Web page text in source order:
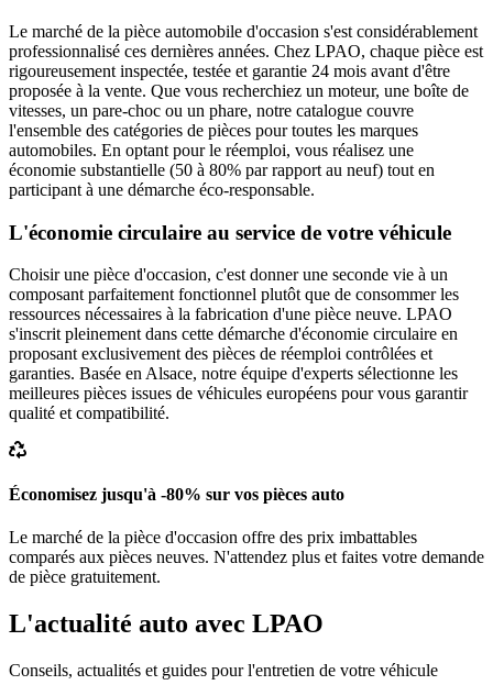
Le marché de la pièce automobile d'occasion s'est considérablement
professionnalisé ces dernières années. Chez LPAO, chaque pièce est
rigoureusement inspectée, testée et garantie 24 mois avant d'être
proposée à la vente. Que vous recherchiez un moteur, une boîte de
vitesses, un pare-choc ou un phare, notre catalogue couvre
l'ensemble des catégories de pièces pour toutes les marques
automobiles. En optant pour le réemploi, vous réalisez une
économie substantielle (50 à 80% par rapport au neuf) tout en
participant à une démarche éco-responsable.
L'économie circulaire au service de votre véhicule
Choisir une pièce d'occasion, c'est donner une seconde vie à un
composant parfaitement fonctionnel plutôt que de consommer les
ressources nécessaires à la fabrication d'une pièce neuve. LPAO
s'inscrit pleinement dans cette démarche d'économie circulaire en
proposant exclusivement des pièces de réemploi contrôlées et
garanties. Basée en Alsace, notre équipe d'experts sélectionne les
meilleures pièces issues de véhicules européens pour vous garantir
qualité et compatibilité.
Économisez jusqu'à -80% sur vos pièces auto
Le marché de la pièce d'occasion offre des prix imbattables
comparés aux pièces neuves. N'attendez plus et faites votre demande
de pièce gratuitement.
L'actualité auto avec LPAO
Conseils, actualités et guides pour l'entretien de votre véhicule